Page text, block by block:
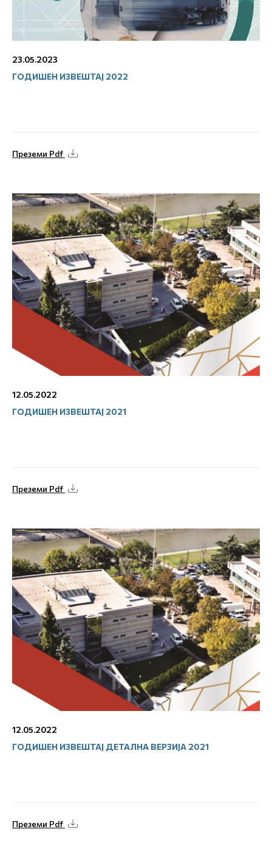
23.05.2023
ГОДИШЕН ИЗВЕШТАЈ 2022
Преземи Pdf
12.05.2022
ГОДИШЕН ИЗВЕШТАЈ 2021
Преземи Pdf
12.05.2022
ГОДИШЕН ИЗВЕШТАЈ ДЕТАЛНА ВЕРЗИЈА 2021
Преземи Pdf